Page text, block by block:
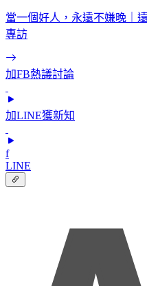
當一個好人，永遠不嫌晚｜
專訪
加FB熱議討論
加LINE獲新知
f
LINE